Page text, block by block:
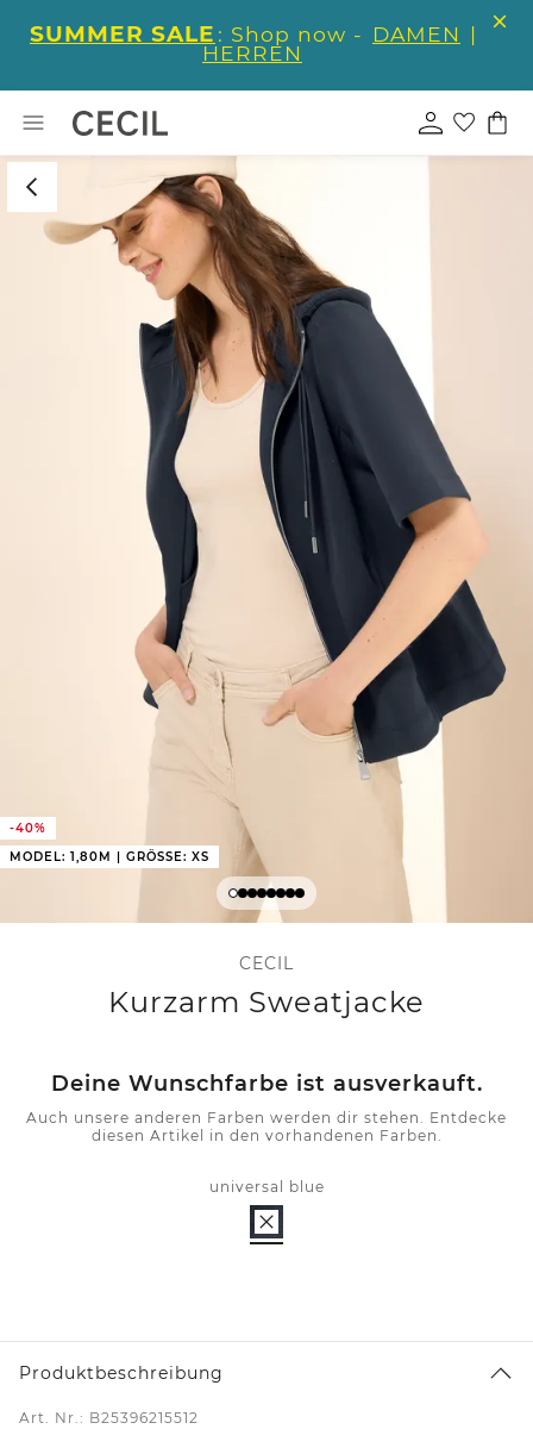
SUMMER SALE : Shop now - DAMEN |
HERREN
-40%
MODEL: 1,80M | GRÖSSE: XS
CECIL
Kurzarm Sweatjacke
Deine Wunschfarbe ist ausverkauft.
Auch unsere anderen Farben werden dir stehen. Entdecke
diesen Artikel in den vorhandenen Farben.
universal blue
Produktbeschreibung
Art. Nr.: B25396215512